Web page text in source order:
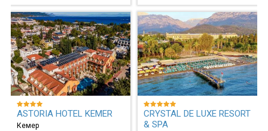
ASTORIA HOTEL KEMER
Кемер
CRYSTAL DE LUXE RESORT
& SPA